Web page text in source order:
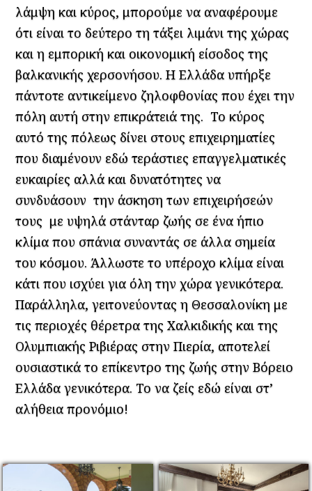
λάμψη και κύρος, μπορούμε να αναφέρουμε
ότι είναι το δεύτερο τη τάξει λιμάνι της χώρας
και η εμπορική και οικονομική είσοδος της
βαλκανικής χερσονήσου. Η Ελλάδα υπήρξε
πάντοτε αντικείμενο ζηλοφθονίας που έχει την
πόλη αυτή στην επικράτειά της. Το κύρος
αυτό της πόλεως δίνει στους επιχειρηματίες
που διαμένουν εδώ τεράστιες επαγγελματικές
ευκαιρίες αλλά και δυνατότητες να
συνδυάσουν την άσκηση των επιχειρήσεών
τους με υψηλά στάνταρ ζωής σε ένα ήπιο
κλίμα που σπάνια συναντάς σε άλλα σημεία
του κόσμου. Άλλωστε το υπέροχο κλίμα είναι
κάτι που ισχύει για όλη την χώρα γενικότερα.
Παράλληλα, γειτονεύοντας η Θεσσαλονίκη με
τις περιοχές θέρετρα της Χαλκιδικής και της
Ολυμπιακής Ριβιέρας στην Πιερία, αποτελεί
ουσιαστικά το επίκεντρο της ζωής στην Βόρειο
Ελλάδα γενικότερα. Το να ζείς εδώ είναι στ’
αλήθεια προνόμιο!